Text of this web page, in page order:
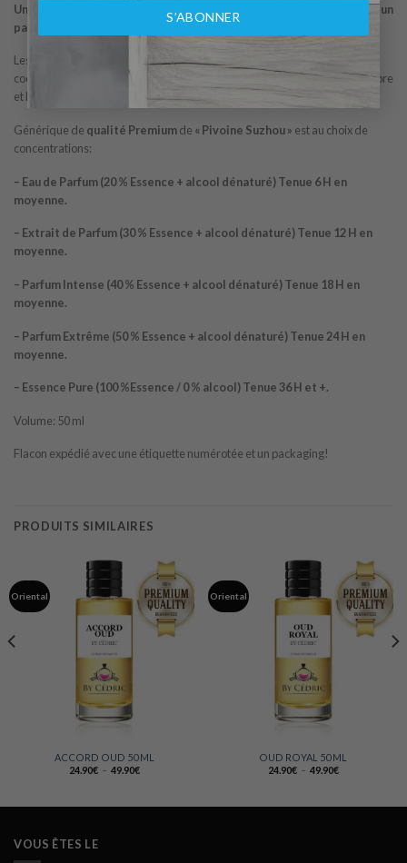
S’ABONNER
Une composition parfumante dans la ligne de « Pivoine Suzhou » est un
parfum Chypré Floral pour femme qui a été lancé en 2014.
Les notes de tête sont Framboise, Poivre rose et Mandarine; les notes de
coeur sont Pivoine, Rose de Mai et Rose; les notes de fond sont Musc, Ambre
et Patchouli.
Générique de qualité Premiumde « Pivoine Suzhou » est au choix de
concentrations:
– Eau de Parfum (20 % Essence + alcool dénaturé) Tenue 6 H en
moyenne.
– Extrait de Parfum (30 % Essence + alcool dénaturé) Tenue 12 H en
moyenne.
– Parfum Intense (40 % Essence + alcool dénaturé) Tenue 18 H en
moyenne.
– Parfum Extrême (50 % Essence + alcool dénaturé) Tenue 24 H en
moyenne.
– Essence Pure (100 %Essence / 0 % alcool) Tenue 36 H et +.
Volume: 50 ml
Flacon expédié avec une étiquette numérotée et un packaging!
PRODUITS SIMILAIRES
Oriental
ACCORD OUD 50 ML
24.90€ – 49.90€Plage
de
à
Oriental
OUD ROYAL 50 ML
24.90€ – 49.90€Plage
de
à
VOUS ÊTES LE